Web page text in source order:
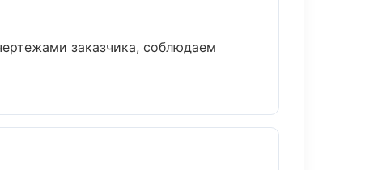
заказчика, соблюдаем